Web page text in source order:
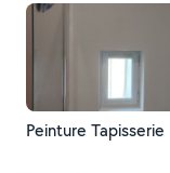
Peinture Tapisserie